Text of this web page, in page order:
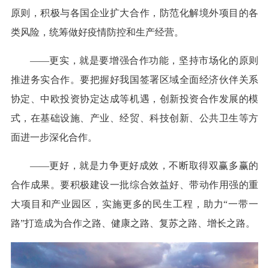
原则，积极与各国企业扩大合作，防范化解境外项目的各
类风险，统筹做好疫情防控和生产经营。
——更实，就是要增强合作功能，坚持市场化的原则
推进务实合作。要把握好我国签署区域全面经济伙伴关系
协定、中欧投资协定达成等机遇，创新投资合作发展的模
式，在基础设施、产业、经贸、科技创新、公共卫生等方
面进一步深化合作。
——更好，就是力争更好成效，不断取得双赢多赢的
合作成果。要积极建设一批综合效益好、带动作用强的重
大项目和产业园区，实施更多的民生工程，助力“一带一
路”打造成为合作之路、健康之路、复苏之路、增长之路。